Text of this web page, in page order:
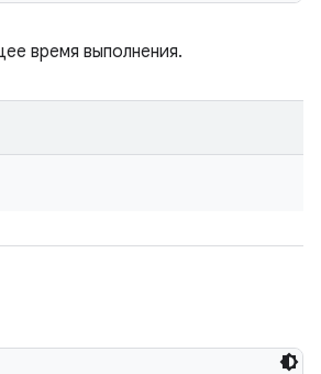
время выполнения.